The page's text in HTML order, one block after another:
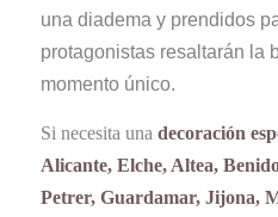
una diadema y prendidos
protagonistas resaltarán la
momento único.
Si necesita una decoración
Alicante, Elche, Altea,
Petrer, Guardamar, Jijona,